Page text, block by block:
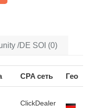
/DE SOI (0)
CPA сеть Гео
ClickDealer